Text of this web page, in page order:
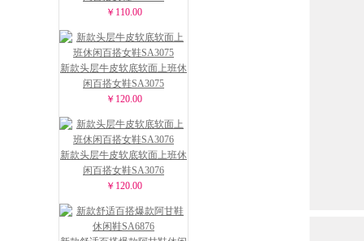
￥110.00
新款头层牛皮软底软面上班休
闲百搭女鞋SA3075
￥120.00
新款头层牛皮软底软面上班休
闲百搭女鞋SA3076
￥120.00